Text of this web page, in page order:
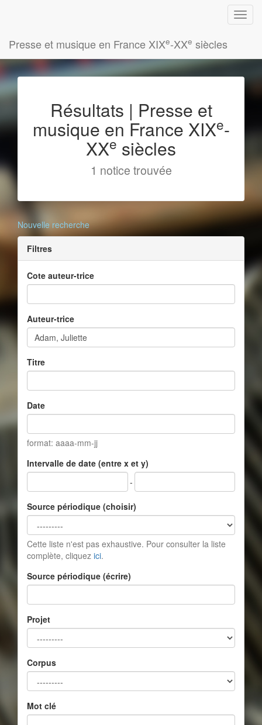
Presse et musique en France XIXe-XXe siècles
Résultats | Presse et
musique en France XIXe-
XXe siècles
1 notice trouvée
Nouvelle recherche
Filtres
Cote auteur-trice
Auteur-trice
Titre
Date
format: aaaa-mm-jj
Intervalle de date (entre x et y)
-
Source périodique (choisir)
Cette liste n'est pas exhaustive. Pour consulter la liste
complète, cliquez ici.
Source périodique (écrire)
Projet
Corpus
Mot clé